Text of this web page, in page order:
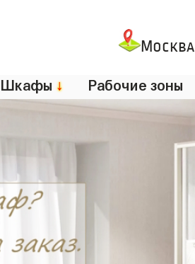
Москва
Шкафы ↓ Рабочие зоны